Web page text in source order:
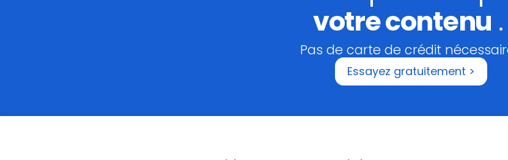
votre contenu .
Pas de carte de crédit
Essayez gratuitement >